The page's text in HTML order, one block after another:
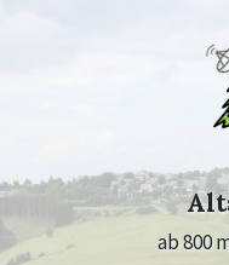
ab 800